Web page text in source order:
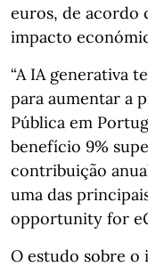
euros, de acordo
impacto
“A IA generativa
para aumentar a
Pública em
benefício 9%
contribuição
uma das
opportunity for
O estudo sobre o